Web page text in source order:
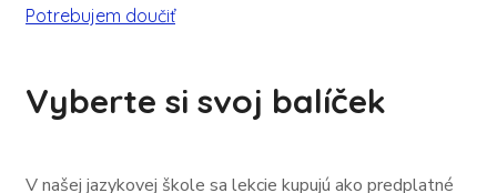
Potrebujem doučiť
Vyberte si svoj balíček
V našej jazykovej škole sa lekcie kupujú ako predplatné